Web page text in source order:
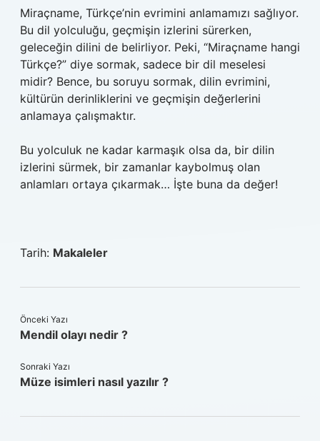
Miraçname, Türkçe’nin evrimini anlamamızı sağlıyor.
Bu dil yolculuğu, geçmişin izlerini sürerken,
geleceğin dilini de belirliyor. Peki, “Miraçname hangi
Türkçe?” diye sormak, sadece bir dil meselesi
midir? Bence, bu soruyu sormak, dilin evrimini,
kültürün derinliklerini ve geçmişin değerlerini
anlamaya çalışmaktır.
Bu yolculuk ne kadar karmaşık olsa da, bir dilin
izlerini sürmek, bir zamanlar kaybolmuş olan
anlamları ortaya çıkarmak… İşte buna da değer!
Tarih: Makaleler
Önceki Yazı
Mendil olayı nedir ?
Sonraki Yazı
Müze isimleri nasıl yazılır ?